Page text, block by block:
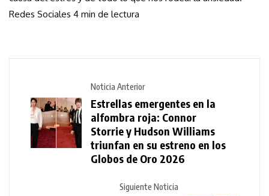
Redes Sociales 4 min de lectura
Noticia Anterior
Estrellas emergentes en la
alfombra roja: Connor
Storrie y Hudson Williams
triunfan en su estreno en los
Globos de Oro 2026
Siguiente Noticia